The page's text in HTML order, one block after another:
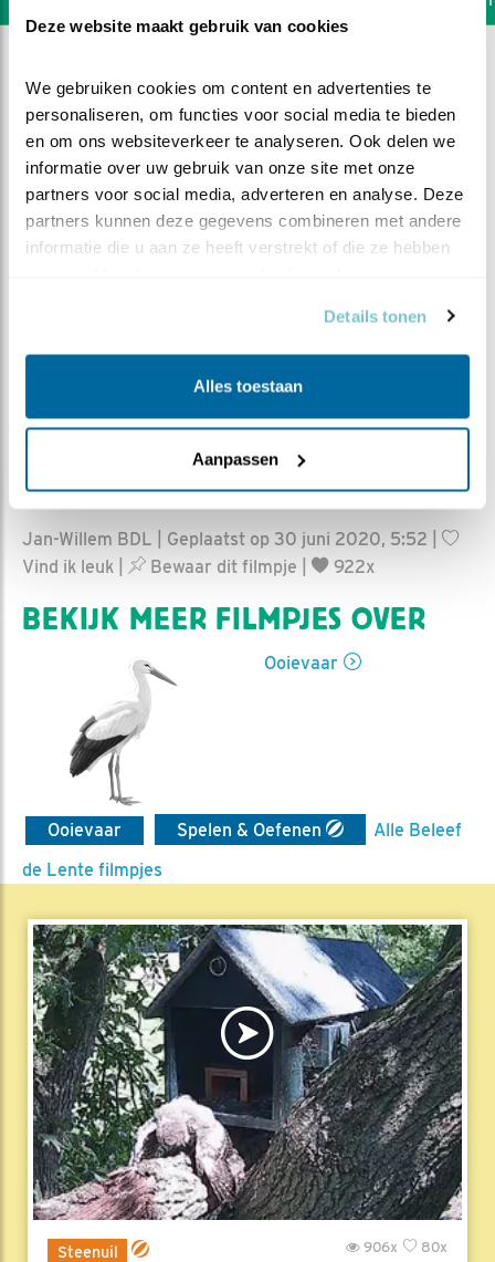
Deze website maakt gebruik van cookies
We gebruiken cookies om content en advertenties te
personaliseren, om functies voor social media te bieden
en om ons websiteverkeer te analyseren. Ook delen we
informatie over uw gebruik van onze site met onze
partners voor social media, adverteren en analyse. Deze
partners kunnen deze gegevens combineren met andere
informatie die u aan ze heeft verstrekt of die ze hebben
Details tonen
Alles toestaan
Aanpassen
Oefenen, oefenen en nog
eens oefenen
Jan-Willem BDL | Geplaatst op 30 juni 2020, 5:52 |
Vind ik leuk
Bewaar dit filmpje 922x
BEKIJK MEER FILMPJES OVER
Ooievaar
Ooievaar Spelen & Oefenen
Alle Beleef
de Lente filmpjes
Steenuil 80x
906x